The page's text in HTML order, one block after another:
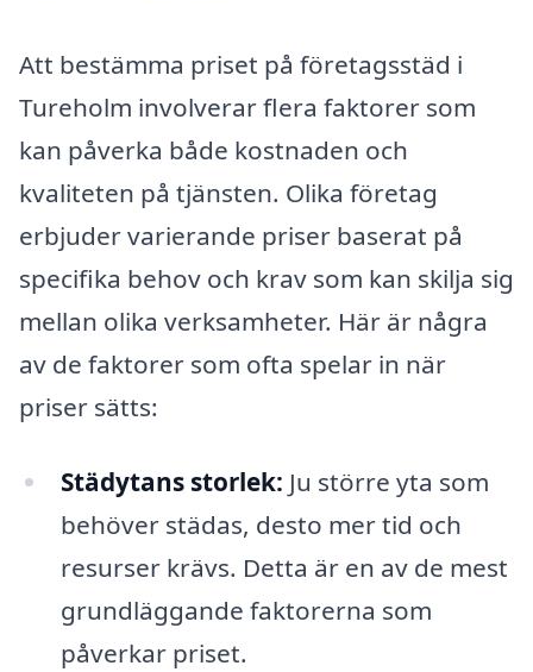
Att bestämma priset på företagsstäd i
Tureholm involverar flera faktorer som
kan påverka både kostnaden och
kvaliteten på tjänsten. Olika företag
erbjuder varierande priser baserat på
specifika behov och krav som kan skilja sig
mellan olika verksamheter. Här är några
av de faktorer som ofta spelar in när
priser sätts:
Städytans storlek: Ju större yta som
behöver städas, desto mer tid och
resurser krävs. Detta är en av de mest
grundläggande faktorerna som
påverkar priset.